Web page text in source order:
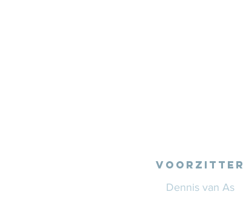
VOORZITTER
Dennis van As